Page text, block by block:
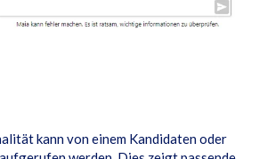
kann von einem Kandidaten oder